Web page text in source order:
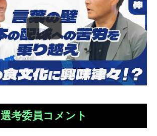
選考委員コメント